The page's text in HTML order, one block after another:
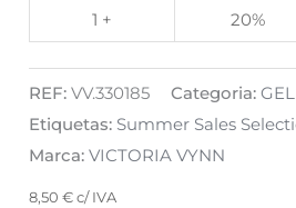
1 + 20%
REF:VV.330185 Categoria:
Etiquetas: Summer Sales
Marca:VICTORIA VYNN
8,50€ c/ IVA